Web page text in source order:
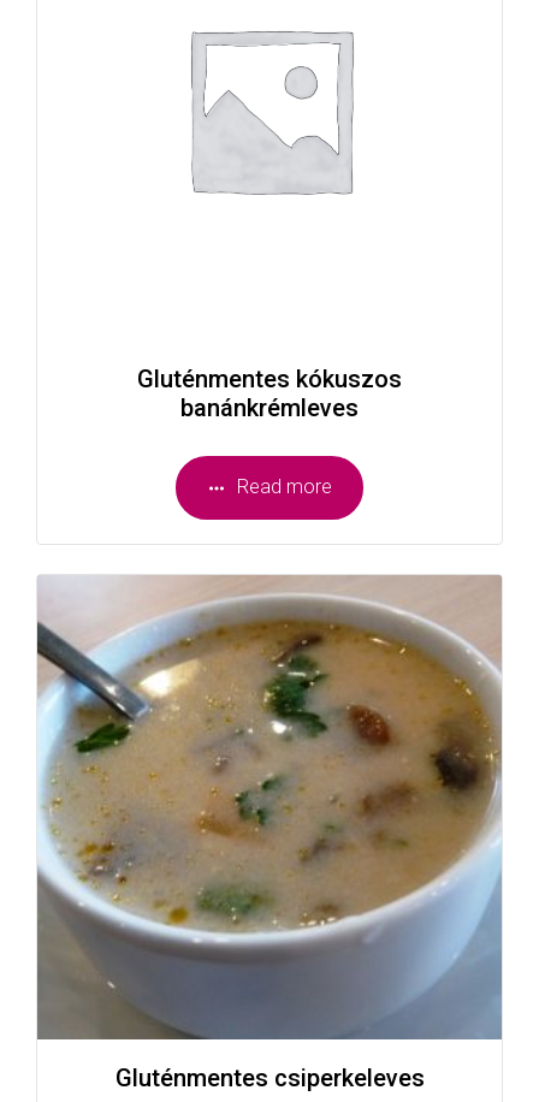
Gluténmentes kókuszos
banánkrémleves
Read more
Gluténmentes csiperkeleves